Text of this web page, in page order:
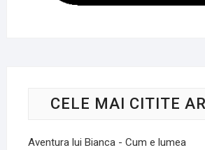
CELE MAI CITITE
Aventura lui Bianca - Cum e lumea